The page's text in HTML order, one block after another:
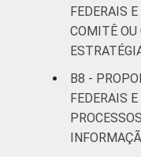
FEDERAIS
COMITÊ OU
B8 -
FEDERAIS